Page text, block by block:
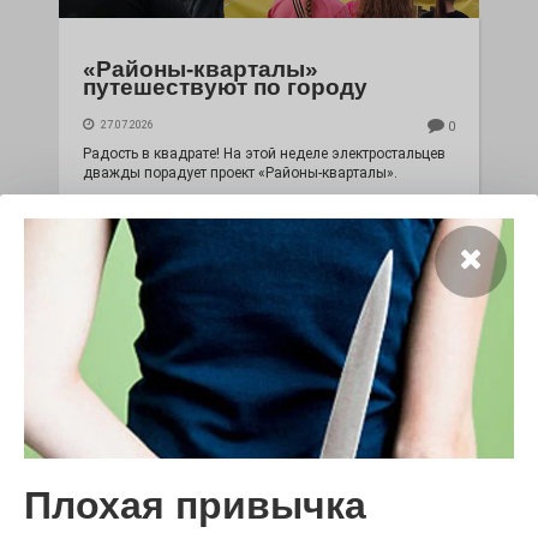
«Районы-кварталы»
путешествуют по городу
27.07.2026 0
Радость в квадрате! На этой неделе электростальцев
дважды порадует проект «Районы-кварталы».
Плохая привычка